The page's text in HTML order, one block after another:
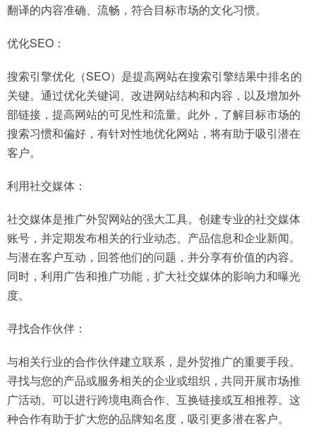
翻译的内容准确、流畅，符合目标市场的文化习惯。
优化SEO：
搜索引擎优化（SEO）是提高网站在搜索引擎结果中排名的
关键。通过优化关键词、改进网站结构和内容，以及增加外
部链接，提高网站的可见性和流量。此外，了解目标市场的
搜索习惯和偏好，有针对性地优化网站，将有助于吸引潜在
客户。
利用社交媒体：
社交媒体是推广外贸网站的强大工具。创建专业的社交媒体
账号，并定期发布相关的行业动态、产品信息和企业新闻。
与潜在客户互动，回答他们的问题，并分享有价值的内容。
同时，利用广告和推广功能，扩大社交媒体的影响力和曝光
度。
寻找合作伙伴：
与相关行业的合作伙伴建立联系，是外贸推广的重要手段。
寻找与您的产品或服务相关的企业或组织，共同开展市场推
广活动。可以进行跨境电商合作、互换链接或互相推荐。这
种合作有助于扩大您的品牌知名度，吸引更多潜在客户。